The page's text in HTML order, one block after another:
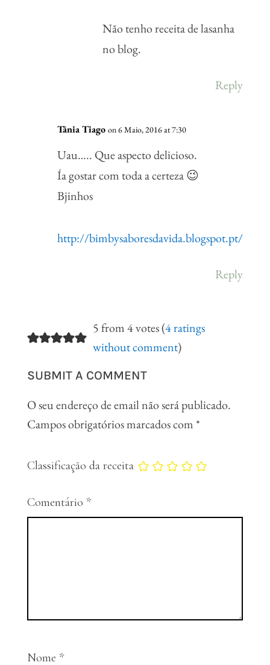
Não tenho receita de lasanha
no blog.
Reply
Tânia Tiago on 6 Maio, 2016 at 7:30
Uau….. Que aspecto delicioso.
Ía gostar com toda a certeza 😉
Bjinhos
http://bimbysaboresdavida.blogspot.pt/
Reply
5 from 4 votes (4 ratings
without comment)
SUBMIT A COMMENT
O seu endereço de email não será publicado.
Campos obrigatórios marcados com*
Classificação da receita
Comentário *
Nome *